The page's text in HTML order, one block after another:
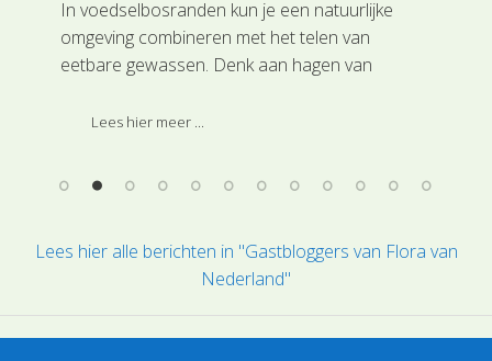
In voedselbosranden kun je een natuurlijke
omgeving combineren met het telen van
eetbare gewassen. Denk aan hagen van
boerenland tussen akkers en weilanden. Het
Voedselbosrand, is een inspirerend boek voor
wil.
Lees hier meer ...
Lees hier alle berichten in "Gastbloggers van Flora van
Nederland"